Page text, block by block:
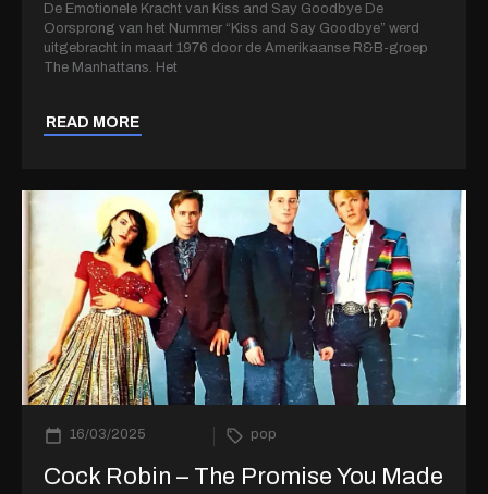
De Emotionele Kracht van Kiss and Say Goodbye De
Oorsprong van het Nummer “Kiss and Say Goodbye” werd
uitgebracht in maart 1976 door de Amerikaanse R&B-groep
The Manhattans. Het
READ MORE
16/03/2025 pop
Cock Robin – The Promise You Made